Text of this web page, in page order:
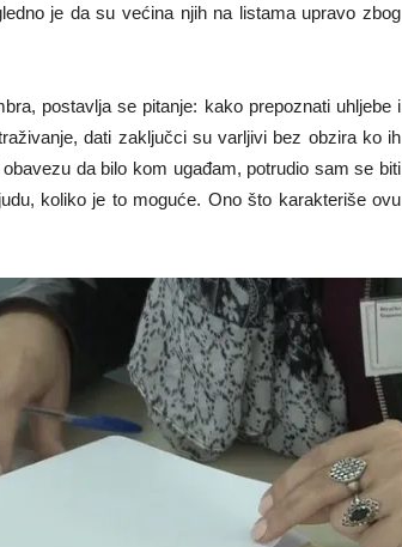
je da su većina njih na listama upravo zbog
postavlja se pitanje: kako prepoznati uhljebe i
dati zaključci su varljivi bez obzira ko ih
da bilo kom ugađam, potrudio sam se biti
koliko je to moguće. Ono što karakteriše ovu